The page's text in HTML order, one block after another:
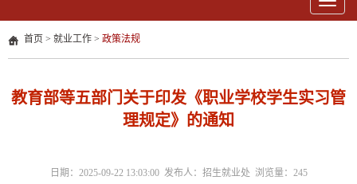
首页 > 就业工作 > 政策法规
教育部等五部门关于印发《职业学校学生实习管
理规定》的通知
日期：2025-09-22 13:03:00 发布人：招生就业处 浏览量： 245